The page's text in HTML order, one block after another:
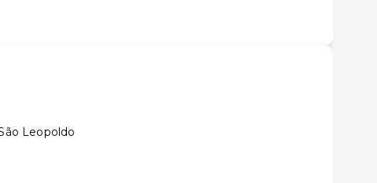
Leopoldo